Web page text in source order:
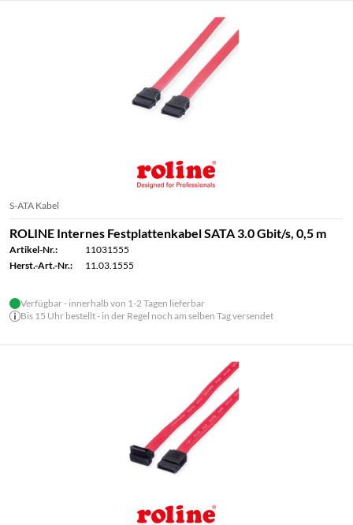
S-ATA Kabel
ROLINE Internes Festplattenkabel SATA 3.0 Gbit/s, 0,5 m
Artikel-Nr.:
11031555
Herst.-Art.-Nr.:
11.03.1555
Verfügbar - innerhalb von 1-2 Tagen lieferbar
Bis 15 Uhr bestellt - in der Regel noch am selben Tag versendet